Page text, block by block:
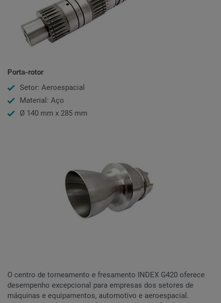
Porta-rotor
Setor: Aeroespacial
Material: Aço
Ø 140 mm x 285 mm
O centro de torneamento e fresamento INDEX G420 oferece
desempenho excepcional para empresas dos setores de
máquinas e equipamentos, automotivo e aeroespacial.